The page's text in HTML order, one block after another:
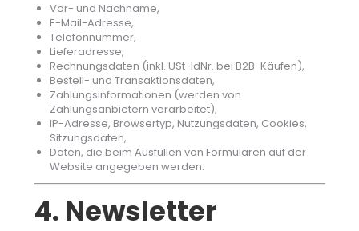
Vor- und Nachname,
E-Mail-Adresse,
Telefonnummer,
Lieferadresse,
Rechnungsdaten (inkl. USt-IdNr. bei B2B-Käufen),
Bestell- und Transaktionsdaten,
Zahlungsinformationen (werden von
Zahlungsanbietern verarbeitet),
IP-Adresse, Browsertyp, Nutzungsdaten, Cookies,
Sitzungsdaten,
Daten, die beim Ausfüllen von Formularen auf der
Website angegeben werden.
4. Newsletter